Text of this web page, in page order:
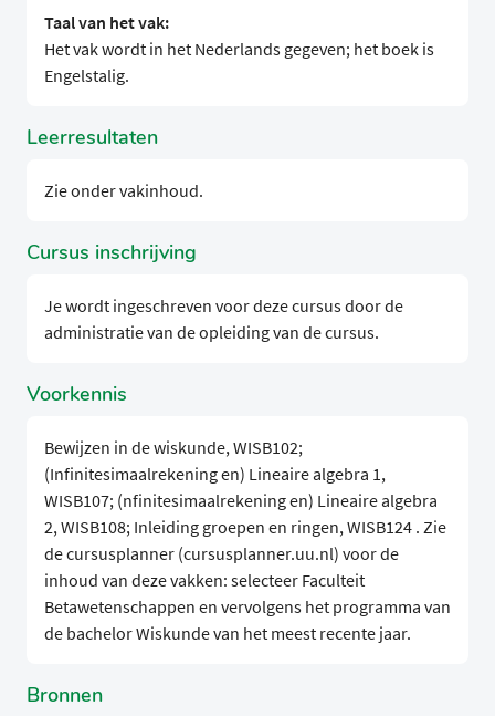
Taal van het vak:
Het vak wordt in het Nederlands gegeven; het boek is
Engelstalig.
Leerresultaten
Zie onder vakinhoud.
Cursus inschrijving
Je wordt ingeschreven voor deze cursus door de
administratie van de opleiding van de cursus.
Voorkennis
Bewijzen in de wiskunde, WISB102;
(Infinitesimaalrekening en) Lineaire algebra 1,
WISB107; (nfinitesimaalrekening en) Lineaire algebra
2, WISB108; Inleiding groepen en ringen, WISB124 . Zie
de cursusplanner (cursusplanner.uu.nl) voor de
inhoud van deze vakken: selecteer Faculteit
Betawetenschappen en vervolgens het programma van
de bachelor Wiskunde van het meest recente jaar.
Bronnen